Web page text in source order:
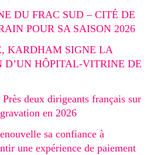
DU FRAC SUD – CITÉ DE
POUR SA SAISON 2026
KARDHAM SIGNE LA
D’UN HÔPITAL-VITRINE DE
deux dirigeants français sur
en 2026
sa confiance à
une expérience de paiement